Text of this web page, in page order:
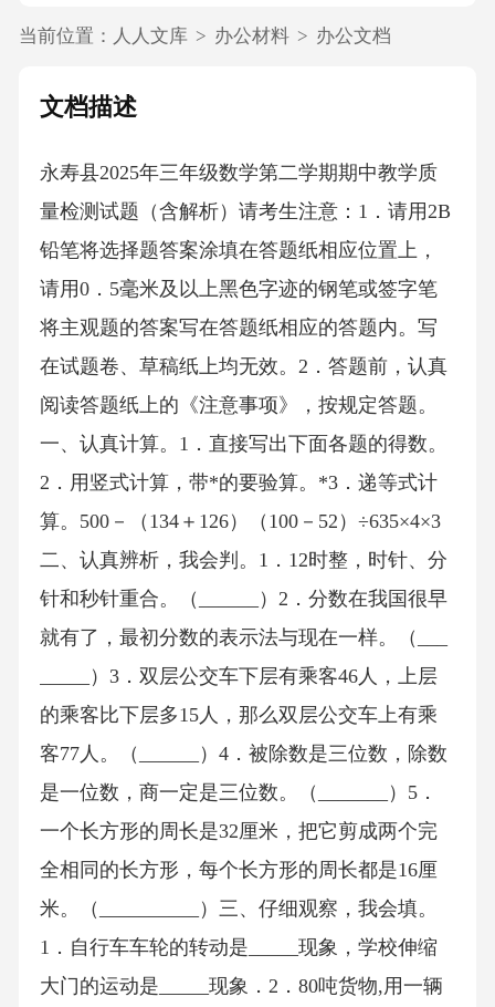
当前位置： 人人文库 > 办公材料 > 办公文档
文档描述
永寿县2025年三年级数学第二学期期中教学质
量检测试题（含解析）请考生注意：1．请用2B
铅笔将选择题答案涂填在答题纸相应位置上，
请用0．5毫米及以上黑色字迹的钢笔或签字笔
将主观题的答案写在答题纸相应的答题内。写
在试题卷、草稿纸上均无效。2．答题前，认真
阅读答题纸上的《注意事项》，按规定答题。
一、认真计算。1．直接写出下面各题的得数。
2．用竖式计算，带*的要验算。*3．递等式计
算。500－（134＋126）（100－52）÷635×4×3
二、认真辨析，我会判。1．12时整，时针、分
针和秒针重合。（______）2．分数在我国很早
就有了，最初分数的表示法与现在一样。（___
_____）3．双层公交车下层有乘客46人，上层
的乘客比下层多15人，那么双层公交车上有乘
客77人。（______）4．被除数是三位数，除数
是一位数，商一定是三位数。（_______）5．
一个长方形的周长是32厘米，把它剪成两个完
全相同的长方形，每个长方形的周长都是16厘
米。（__________）三、仔细观察，我会填。
1．自行车车轮的转动是_____现象，学校伸缩
大门的运动是_____现象．2．80吨货物,用一辆